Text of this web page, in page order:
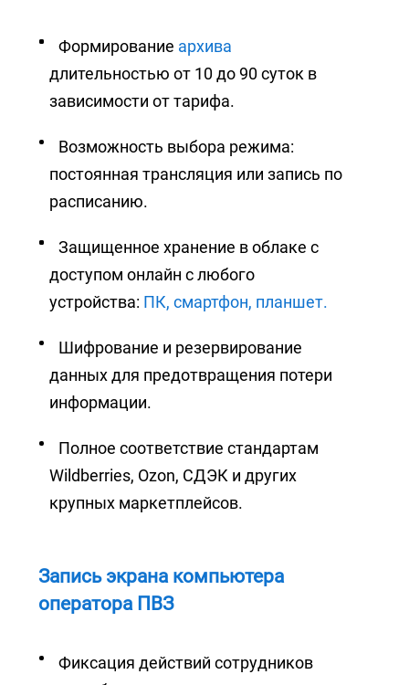
Формирование архива
длительностью от 10 до 90 суток в
зависимости от тарифа.
Возможность выбора режима:
постоянная трансляция или запись по
расписанию.
Защищенное хранение в облаке с
доступом онлайн с любого
устройства: ПК, смартфон, планшет.
Шифрование и резервирование
данных для предотвращения потери
информации.
Полное соответствие стандартам
Wildberries, Ozon, СДЭК и других
крупных маркетплейсов.
Запись экрана компьютера
оператора ПВЗ
Фиксация действий сотрудников